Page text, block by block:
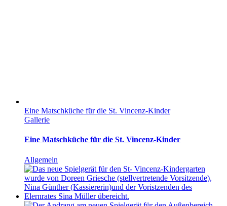
Eine Matschküche für die St. Vincenz-Kinder
Gallerie
Eine Matschküche für die St. Vincenz-Kinder
Allgemein